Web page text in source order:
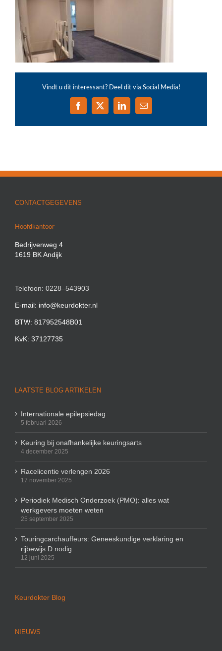
Vindt u dit interessant? Deel dit via Social Media!
Facebook
X LinkedIn
E-
CONTACTGEGEVENS
Hoofdkantoor
Bedrijvenweg 4
1619 BK Andijk
Telefoon: 0228–543903
E-mail: info@keurdokter.nl
BTW: 817952548B01
KvK: 37127735
LAATSTE BLOG ARTIKELEN
Internationale epilepsiedag
5 februari 2026
Keuring bij onafhankelijke keuringsarts
4 december 2025
Racelicentie verlengen 2026
17 november 2025
Periodiek Medisch Onderzoek (PMO): alles wat
werkgevers moeten weten
25 september 2025
Touringcarchauffeurs: Geneeskundige verklaring en
rijbewijs D nodig
12 juni 2025
Keurdokter Blog
NIEUWS